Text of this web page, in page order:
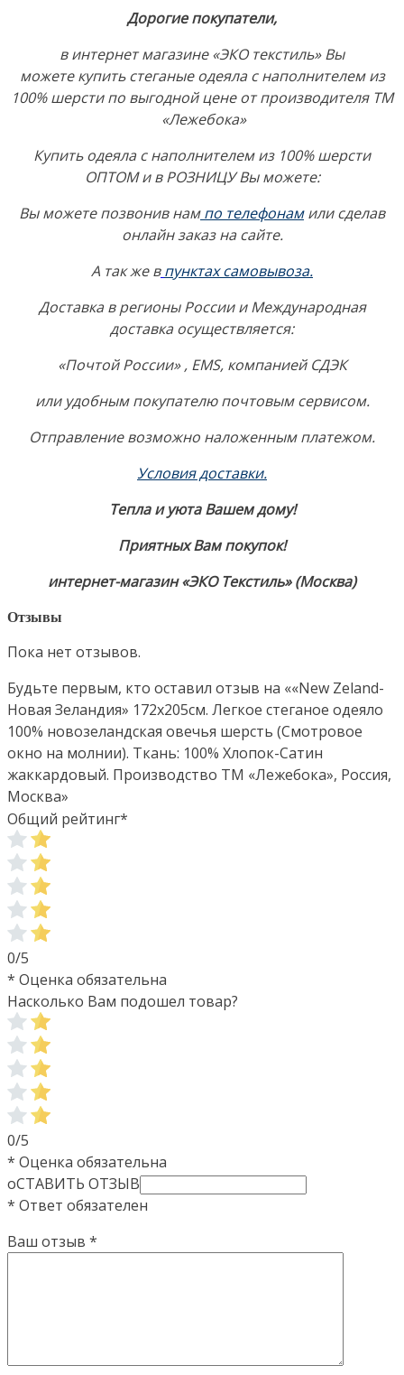
Дорогие покупатели,
в интернет магазине «ЭКО текстиль» Вы
можете купить стеганые одеяла с наполнителем из
100% шерсти по выгодной цене от производителя ТМ
«Лежебока»
Купить одеяла с наполнителем из 100% шерсти
ОПТОМ и в РОЗНИЦУ Вы можете:
Вы можете позвонив нам по телефонамили сделав
онлайн заказ на сайте.
А так же в пунктах самовывоза.
Доставка в регионы России и Международная
доставка осуществляется:
«Почтой России» , EMS, компанией СДЭК
или удобным покупателю почтовым сервисом.
Отправление возможно наложенным платежом.
Условия доставки.
Тепла и уюта Вашем дому!
Приятных Вам покупок!
интернет-магазин «ЭКО Текстиль» (Москва)
Отзывы
Пока нет отзывов.
Будьте первым, кто оставил отзыв на ««New Zeland-
Новая Зеландия» 172х205см. Легкое стеганое одеяло
100% новозеландская овечья шерсть (Смотровое
окно на молнии). Ткань: 100% Хлопок-Сатин
жаккардовый. Производство ТМ «Лежебока», Россия,
Москва»
Общий рейтинг*
0/5
* Оценка обязательна
Насколько Вам подошел товар?
0/5
* Оценка обязательна
оСТАВИТЬ ОТЗЫВ
* Ответ обязателен
Ваш отзыв *